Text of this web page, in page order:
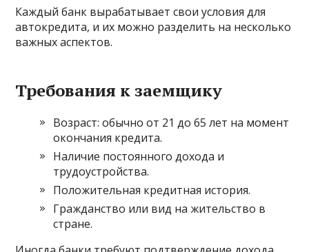
Каждый банк вырабатывает свои условия для
автокредита, и их можно разделить на несколько
важных аспектов.
Требования к заемщику
Возраст: обычно от 21 до 65 лет на момент
окончания кредита.
Наличие постоянного дохода и
трудоустройства.
Положительная кредитная история.
Гражданство или вид на жительство в
стране.